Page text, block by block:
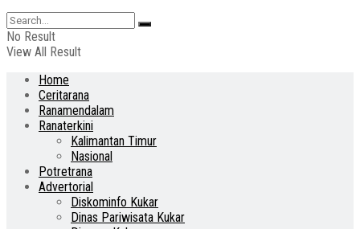
No Result
View All Result
Home
Ceritarana
Ranamendalam
Ranaterkini
Kalimantan Timur
Nasional
Potretrana
Advertorial
Diskominfo Kukar
Dinas Pariwisata Kukar